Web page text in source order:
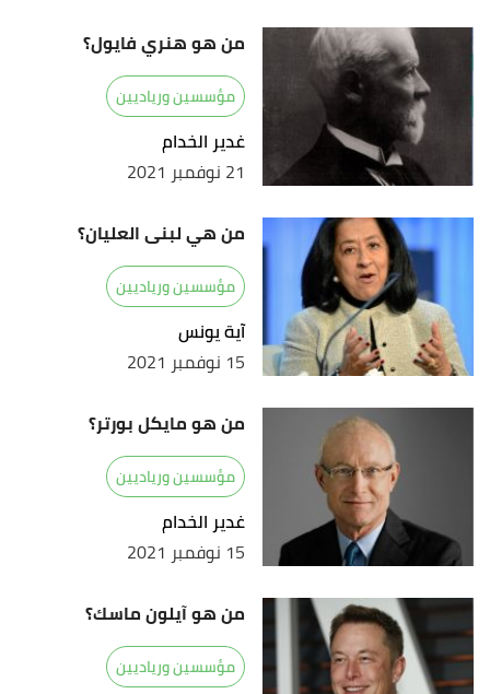
من هو هنري فايول؟
مؤسسين ورياديين
غدير الخدام
21 نوفمبر 2021
من هي لبنى العليان؟
مؤسسين ورياديين
آية يونس
15 نوفمبر 2021
من هو مايكل بورتر؟
مؤسسين ورياديين
غدير الخدام
15 نوفمبر 2021
من هو آيلون ماسك؟
مؤسسين ورياديين